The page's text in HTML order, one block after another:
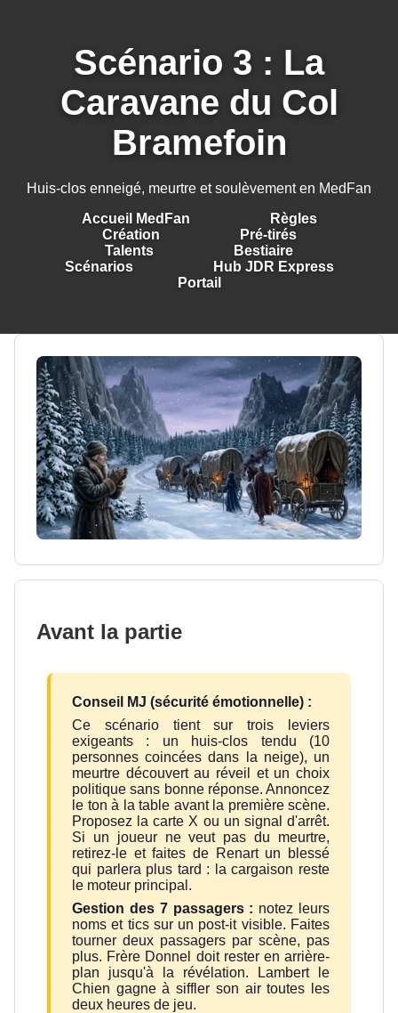
Scénario 3 : La
Caravane du Col
Bramefoin
Huis-clos enneigé, meurtre et soulèvement en MedFan
Accueil MedFan
Règles
Création
Pré-tirés
Talents
Bestiaire
Scénarios
Hub JDR Express
Portail
Avant la partie
Conseil MJ (sécurité émotionnelle) :
Ce scénario tient sur trois leviers
exigeants : un huis-clos tendu (10
personnes coincées dans la neige), un
meurtre découvert au réveil et un choix
politique sans bonne réponse. Annoncez
le ton à la table avant la première scène.
Proposez la carte X ou un signal d'arrêt.
Si un joueur ne veut pas du meurtre,
retirez-le et faites de Renart un blessé
qui parlera plus tard : la cargaison reste
le moteur principal.
Gestion des 7 passagers : notez leurs
noms et tics sur un post-it visible. Faites
tourner deux passagers par scène, pas
plus. Frère Donnel doit rester en arrière-
plan jusqu'à la révélation. Lambert le
Chien gagne à siffler son air toutes les
deux heures de jeu.